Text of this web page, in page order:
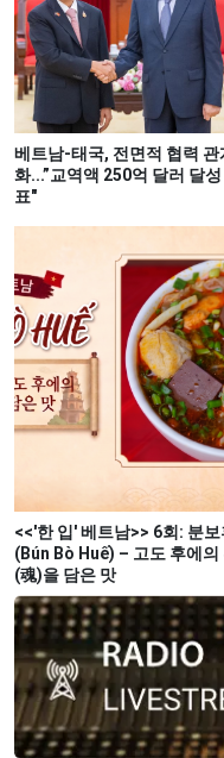
베트남-태국, 전면적 협력 관
화...”교역액 250억 달러 달
표"
<<'한 입' 베트남>> 6회: 분보
(Bún Bò Huế) – 고도 후에의
(魂)을 담은 맛